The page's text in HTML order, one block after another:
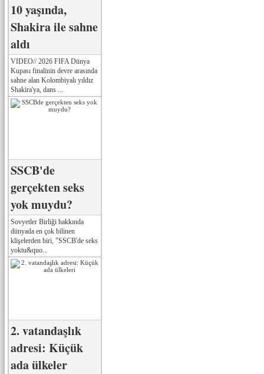
10 yaşında,
Shakira ile sahne
aldı
VIDEO// 2026 FIFA Dünya
Kupası finalinin devre arasında
sahne alan Kolombiyalı yıldız
Shakira'ya, dans ...
SSCB'de
gerçekten seks
yok muydu?
Sovyetler Birliği hakkında
dünyada en çok bilinen
klişelerden biri, "SSCB'de seks
yoktu&quo...
2. vatandaşlık
adresi: Küçük
ada ülkeler